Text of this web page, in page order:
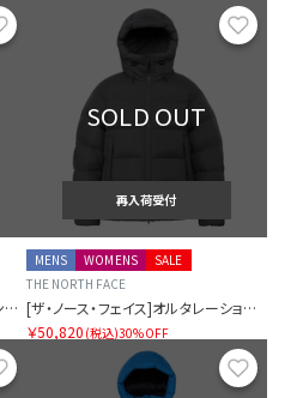
お気に入り
[ザ・ノース・フェイス]サンダーラウンドネックジャケット（レディース）
SOLD OUT
再入荷受付
SALE
MENS
WOMENS
THE NORTH FACE
[ザ・ノース・フェイス]オルタレーションダウンシェルパーカー（ユニセックス）
￥50,820 (税込)30%OFF
お気に入り